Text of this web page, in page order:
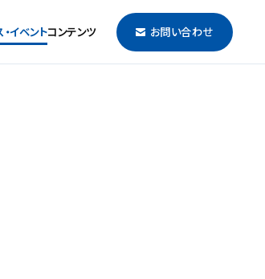
イベントコンテンツ お問い合わせ